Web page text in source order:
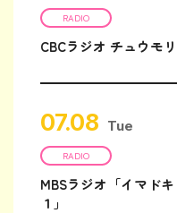
RADIO
CBCラジオ チュウモ
07.08 Tue
RADIO
MBSラジオ「イマド
１」